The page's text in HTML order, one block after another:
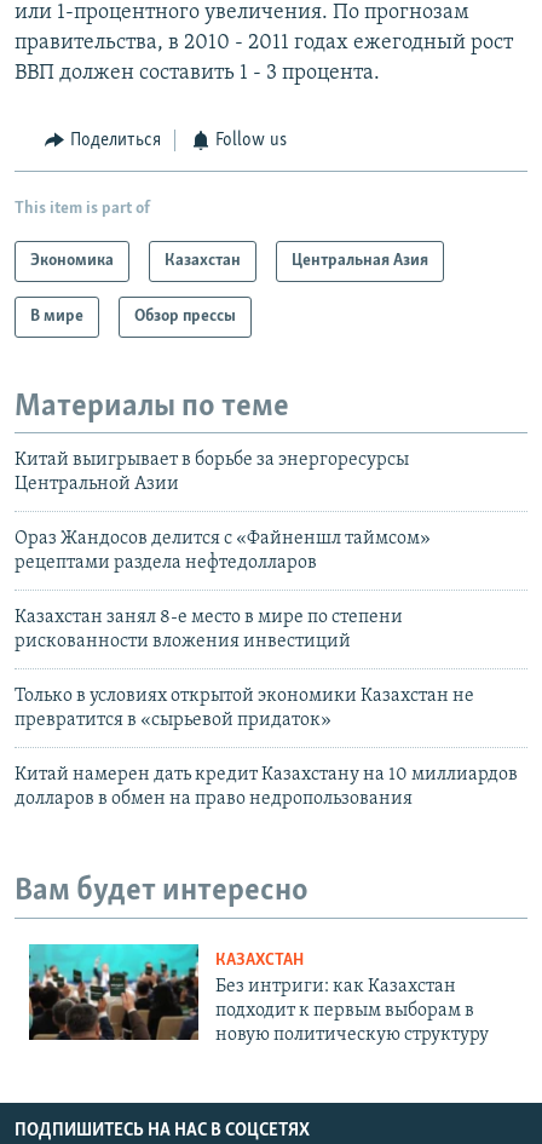
или 1-процентного увеличения. По прогнозам
правительства, в 2010 - 2011 годах ежегодный рост
ВВП должен составить 1 - 3 процента.
Поделиться Follow us
This item is part of
Экономика Казахстан Центральная Азия
В мире Обзор прессы
Материалы по теме
Китай выигрывает в борьбе за энергоресурсы
Центральной Азии
Ораз Жандосов делится с «Файненшл таймсом»
рецептами раздела нефтедолларов
Казахстан занял 8-е место в мире по степени
рискованности вложения инвестиций
Только в условиях открытой экономики Казахстан не
превратится в «сырьевой придаток»
Китай намерен дать кредит Казахстану на 10 миллиардов
долларов в обмен на право недропользования
Вам будет интересно
КАЗАХСТАН
Без интриги: как Казахстан
подходит к первым выборам в
новую политическую структуру
ПОДПИШИТЕСЬ НА НАС В СОЦСЕТЯХ